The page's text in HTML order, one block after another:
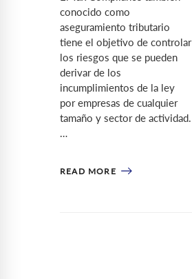
conocido como
aseguramiento tributario
tiene el objetivo de controlar
los riesgos que se pueden
derivar de los
incumplimientos de la ley
por empresas de cualquier
tamaño y sector de actividad.
…
READ MORE